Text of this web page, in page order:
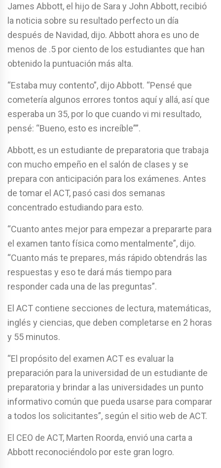
James Abbott, el hijo de Sara y John Abbott, recibió
la noticia sobre su resultado perfecto un día
después de Navidad, dijo. Abbott ahora es uno de
menos de .5 por ciento de los estudiantes que han
obtenido la puntuación más alta.
“Estaba muy contento”, dijo Abbott. “Pensé que
cometería algunos errores tontos aquí y allá, así que
esperaba un 35, por lo que cuando vi mi resultado,
pensé: “Bueno, esto es increíble””.
Abbott, es un estudiante de preparatoria que trabaja
con mucho empeño en el salón de clases y se
prepara con anticipación para los exámenes. Antes
de tomar el ACT, pasó casi dos semanas
concentrado estudiando para esto.
“Cuanto antes mejor para empezar a prepararte para
el examen tanto física como mentalmente”, dijo.
“Cuanto más te prepares, más rápido obtendrás las
respuestas y eso te dará más tiempo para
responder cada una de las preguntas”.
El ACT contiene secciones de lectura, matemáticas,
inglés y ciencias, que deben completarse en 2 horas
y 55 minutos.
“El propósito del examen ACT es evaluar la
preparación para la universidad de un estudiante de
preparatoria y brindar a las universidades un punto
informativo común que pueda usarse para comparar
a todos los solicitantes”, según el sitio web de ACT.
El CEO de ACT, Marten Roorda, envió una carta a
Abbott reconociéndolo por este gran logro.